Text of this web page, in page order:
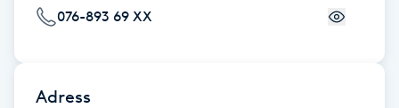
Fillers
076-893 69 XX
Adress